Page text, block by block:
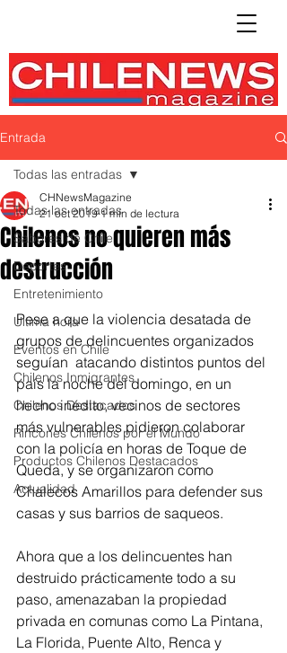
Entrada
Todas las entradas
Sabores de Chile
Deportes
Entretenimiento
Ultima hora
Eventos en Chile
Chilenos Inmigrantes
Chilenos Destacados
Rincones Chilenos por el Mundo
Productos Chilenos Destacados
Actualidad
Todas las entradas
Chilenos no quieren más
destrucción
CHNewsMagazine
21 oct 2019 1 min de lectura
Pese a que la violencia desatada de
grupos de delincuentes organizados
seguían  atacando distintos puntos del
país la noche del domingo, en un
hecho inédito, vecinos de sectores
más vulnerables pidieron colaborar
con la policía en horas de Toque de
Queda, y se organizaron como
Chalecos Amarillos para defender sus
casas y sus barrios de saqueos.
Ahora que a los delincuentes han
destruido prácticamente todo a su
paso, amenazaban la propiedad
privada en comunas como La Pintana,
La Florida, Puente Alto, Renca y